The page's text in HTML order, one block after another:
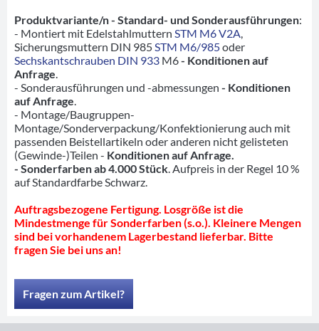
Produktvariante/n - Standard- und Sonderausführungen:
- Montiert mit Edelstahlmuttern STM M6 V2A
Sicherungsmuttern DIN 985 STM M6/985oder
Sechskantschrauben DIN 933 M6- Konditionen auf
Anfrage
- Sonderausführungen und -abmessungen - Konditionen
auf Anfrage
- Montage/Baugruppen-
Montage/Sonderverpackung/Konfektionierung auch mit
passenden Beistellartikeln oder anderen nicht gelisteten
(Gewinde-)Teilen - Konditionen auf Anfrage.
- Sonderfarben ab 4.000 Stück . Aufpreis in der Regel 10 %
auf Standardfarbe Schwarz.
Auftragsbezogene Fertigung. Losgröße ist die
Mindestmenge für Sonderfarben (s.o.). Kleinere Mengen
sind bei vorhandenem Lagerbestand lieferbar. Bitte
fragen Sie bei uns an!
Fragen zum Artikel?